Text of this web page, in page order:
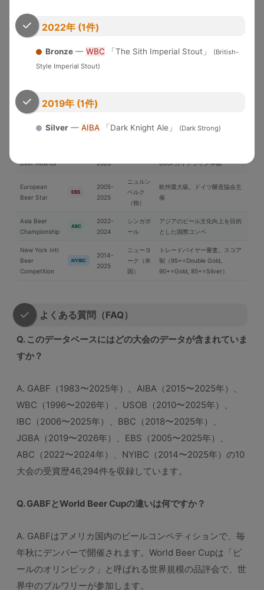
2022年 (1件)
Bronze— WBC 「The Sith Imperial Stout」
(British-
Style Imperial Stout)
2019年 (1件)
Silver— AIBA「Dark Knight Ale」 (Dark Strong)
U.S. Open
Championship
2025
National Champion選出
Beer Cup
Challenge
2025
セル（ベ
ルギー）
欧州中心の国際コンペ
Beer Awards
2026
BJCPガイドライン準拠
European
Beer Star
EBS
2005-
2025
ニュルン
ベルク
（独）
欧州最大級。ドイツ醸造協会主
催
Asia Beer
Championship
ABC
2022-
2024
シンガポ
ール
アジアのビール文化向上を目的
とした国際コンペ
New York Intl
Beer
Competition
NYIBC
2014-
2025
ニューヨ
ーク（米
国）
トレードバイヤー審査。スコア
制（95+=Double Gold,
90+=Gold, 85+=Silver）
よくある質問（FAQ）
Q. このデータベースにはどの大会のデータが含まれていま
すか？
A. GABF（1983〜2025年）、AIBA（2015〜2025年）、
WBC（1996〜2026年）、USOB（2010〜2025年）、
IBC（2006〜2025年）、BBC（2018〜2025年）、
JGBA（2019〜2026年）、EBS（2005〜2025年）、
ABC（2022〜2024年）、NYIBC（2014〜2025年）の10
大会の受賞歴46,294件を収録しています。
Q. GABFとWorld Beer Cupの違いは何ですか？
A. GABFはアメリカ国内のビールコンペティションで、毎
年秋にデンバーで開催されます。World Beer Cupは「ビ
ールのオリンピック」と呼ばれる世界規模の品評会で、世
界中のブルワリーが参加します。